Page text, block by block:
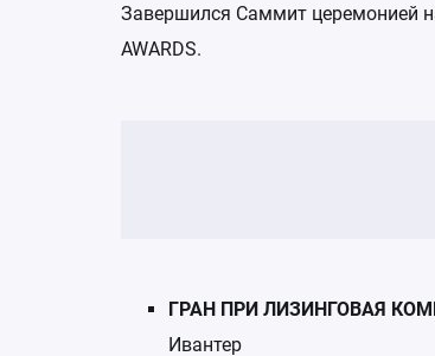
Завершился Саммит церемонией
AWARDS.
ГРАН ПРИ ЛИЗИНГОВАЯ
Ивантер